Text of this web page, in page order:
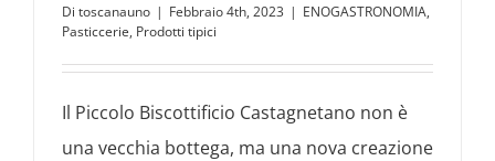
Di toscanauno | Febbraio 4th, 2023 | ENOGASTRONOMIA,
Pasticcerie, Prodotti tipici
Il Piccolo Biscottificio Castagnetano non è
una vecchia bottega, ma una nova creazione